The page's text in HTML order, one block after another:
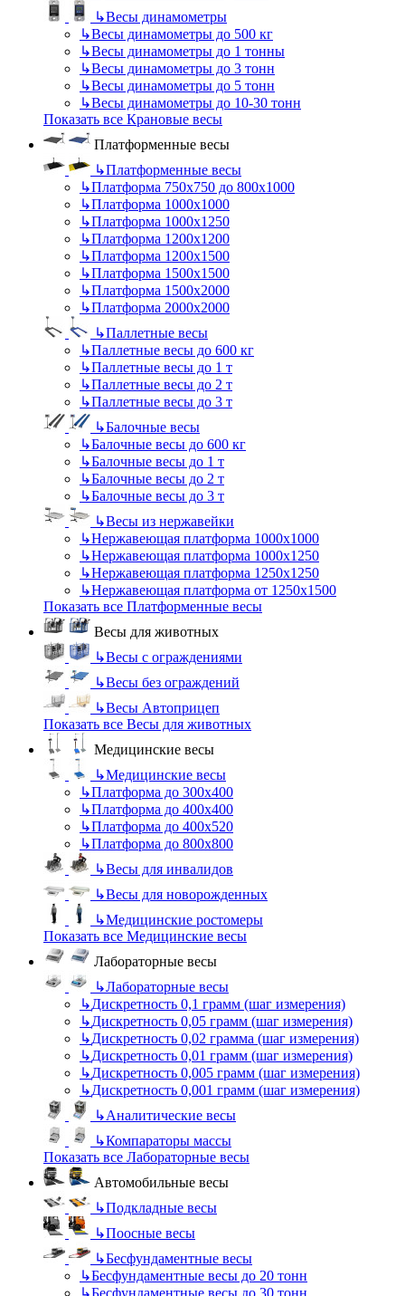
↳Весы динамометры
↳Весы динамометры до 500 кг
↳Весы динамометры до 1 тонны
↳Весы динамометры до 3 тонн
↳Весы динамометры до 5 тонн
↳Весы динамометры до 10-30 тонн
Показать все Крановые весы
Платформенные весы
↳Платформенные весы
↳Платформа 750х750 до 800х1000
↳Платформа 1000х1000
↳Платформа 1000х1250
↳Платформа 1200х1200
↳Платформа 1200х1500
↳Платформа 1500х1500
↳Платформа 1500х2000
↳Платформа 2000х2000
↳Паллетные весы
↳Паллетные весы до 600 кг
↳Паллетные весы до 1 т
↳Паллетные весы до 2 т
↳Паллетные весы до 3 т
↳Балочные весы
↳Балочные весы до 600 кг
↳Балочные весы до 1 т
↳Балочные весы до 2 т
↳Балочные весы до 3 т
↳Весы из нержавейки
↳Нержавеющая платформа 1000х1000
↳Нержавеющая платформа 1000х1250
↳Нержавеющая платформа 1250х1250
↳Нержавеющая платформа от 1250х1500
Показать все Платформенные весы
Весы для животных
↳Весы с ограждениями
↳Весы без ограждений
↳Весы Автоприцеп
Показать все Весы для животных
Медицинские весы
↳Медицинские весы
↳Платформа до 300х400
↳Платформа до 400х400
↳Платформа до 400х520
↳Платформа до 800х800
↳Весы для инвалидов
↳Весы для новорожденных
↳Медицинские ростомеры
Показать все Медицинские весы
Лабораторные весы
↳Лабораторные весы
↳Дискретность 0,1 грамм (шаг измерения)
↳Дискретность 0,05 грамм (шаг измерения)
↳Дискретность 0,02 грамма (шаг измерения)
↳Дискретность 0,01 грамм (шаг измерения)
↳Дискретность 0,005 грамм (шаг измерения)
↳Дискретность 0,001 грамм (шаг измерения)
↳Аналитические весы
↳Компараторы массы
Показать все Лабораторные весы
Автомобильные весы
↳Подкладные весы
↳Поосные весы
↳Бесфундаментные весы
↳Бесфундаментные весы до 20 тонн
↳Бесфундаментные весы до 30 тонн